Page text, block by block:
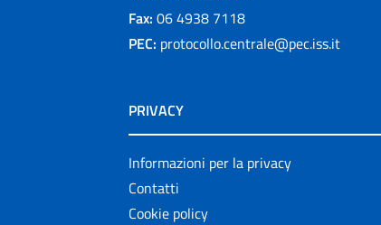
Fax: 06 4938 7118
PEC: protocollo.centrale@pec.iss.it
PRIVACY
Informazioni per la privacy
Contatti
Cookie policy